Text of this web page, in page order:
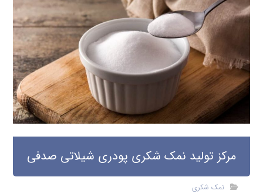
مرکز تولید نمک شکری پودری شیلاتی صدفی
نمک شکری